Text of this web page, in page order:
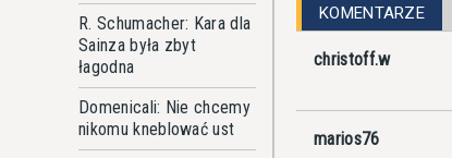
R. Schumacher: Kara dla
Sainza była zbyt
łagodna
Domenicali: Nie chcemy
nikomu kneblować ust
KOMENTARZE
christoff.w
marios76